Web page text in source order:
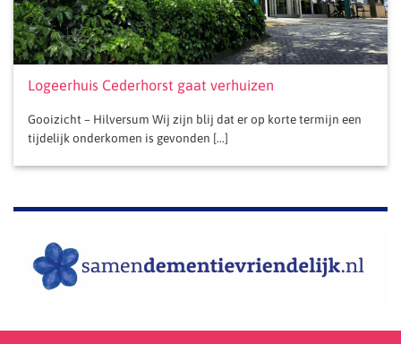
Logeerhuis Cederhorst gaat verhuizen
Gooizicht – Hilversum Wij zijn blij dat er op korte termijn een
tijdelijk onderkomen is gevonden [...]